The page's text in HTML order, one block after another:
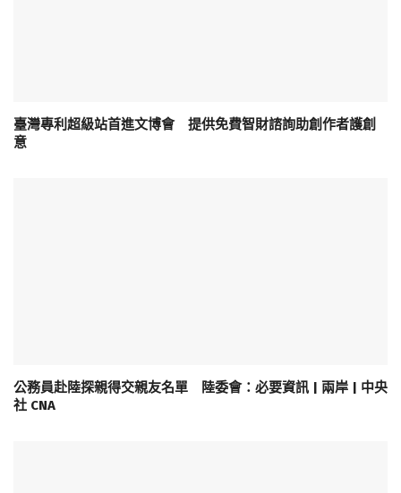
臺灣專利超級站首進文博會 提供免費智財諮詢助創作者護創
意
公務員赴陸探親得交親友名單 陸委會：必要資訊 | 兩岸 | 中央
社 CNA